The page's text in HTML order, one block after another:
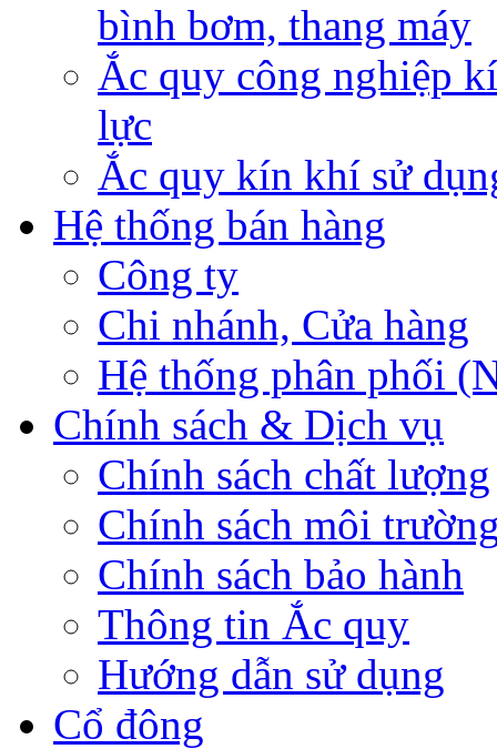
bình bơm, thang máy
Ắc quy công nghiệp
lực
Ắc quy kín khí sử
Hệ thống bán hàng
Công ty
Chi nhánh, Cửa hàng
Hệ thống phân phối
Chính sách & Dịch vụ
Chính sách chất lượng
Chính sách môi
Chính sách bảo hành
Thông tin Ắc quy
Hướng dẫn sử dụng
Cổ đông